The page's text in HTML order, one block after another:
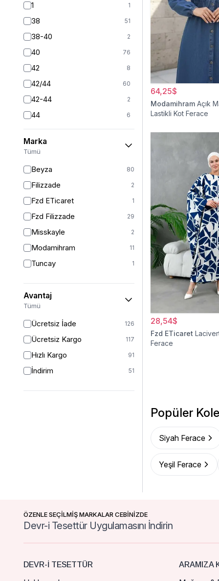
1 1
38 51
38-40 2
40 76
42 8
42/44 60
42-44 2
44 6
46 6
46-48 2
Marka
Tümü
Beyza 80
Filizzade 2
Fzd ETicaret 1
Fzd Filizzade 29
Misskayle 2
Modamihram 11
Tuncay 1
Avantaj
Tümü
Ücretsiz İade 126
Ücretsiz Kargo 117
Hızlı Kargo 91
İndirim 51
64,25$
Modamihram Açık
Lastikli Kot Ferace
28,54$
Fzd ETicaret
Ferace
Popüler
Siyah Ferace
Yeşil Ferace
ÖZENLE SEÇİLMİŞ MARKALAR CEBİNİZDE
Devr-i Tesettür Uygulamasını İndirin
DEVR-I TESETTÜR ARAMIZA